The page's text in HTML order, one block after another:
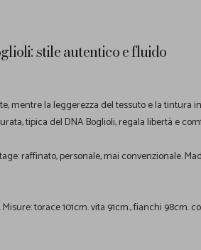
stile autentico e fluido
mentre la leggerezza del tessuto e la tintura
tipica del DNA Boglioli, regala libertà e
raffinato, personale, mai convenzionale.
torace 101cm. vita 91cm., fianchi 98cm.